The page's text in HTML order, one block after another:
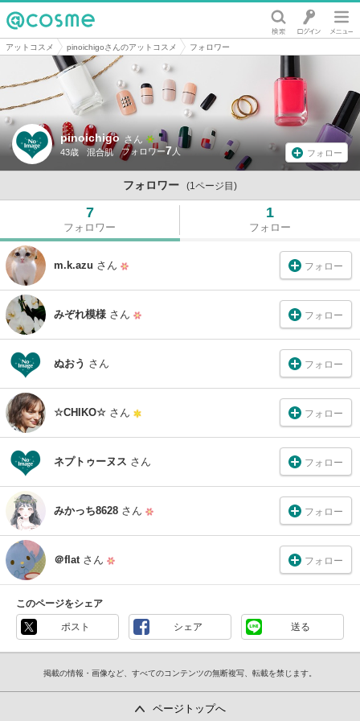
@cosme
アットコスメ pinoichigoさんのアットコスメ フォロワー
pinoichigo さん
43歳 混合肌 7 フォロー
フォロワー (1ページ目)
7
フォロワー
1
フォロー
m.k.azu さん フォロー
みぞれ模様 さん フォロー
ぬおう さん フォロー
☆CHIKO☆ さん フォロー
ネプトゥーヌス さん フォロー
みかっち8628 さん フォロー
＠flat さん フォロー
このページをシェア
ポスト シェア 送る
掲載の情報・画像など、すべてのコンテンツの無断複写、転載を禁じます。
ページトップへ